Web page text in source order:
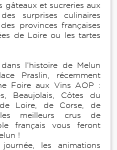
gâteaux et sucreries aux
surprises culinaires
provinces françaises
de Loire ou les tartes
l’histoire de Melun
Praslin, récemment
Foire aux Vins AOP :
Beaujolais, Côtes du
Loire, de Corse, de
meilleurs crus de
français vous feront
!
les animations